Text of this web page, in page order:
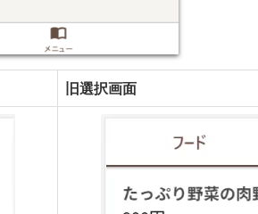
旧選択画面